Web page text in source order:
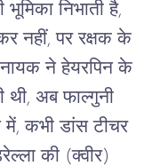
निभाती है,
नहीं, पर रक्षक के
ने हेयरपिन के
थी, अब फाल्गुनी
कभी डांस टीचर
की (क्वीर)